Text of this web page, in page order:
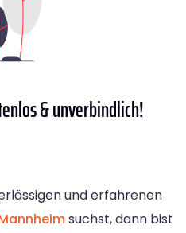
& unverbindlich!
und erfahrenen
suchst, dann bist